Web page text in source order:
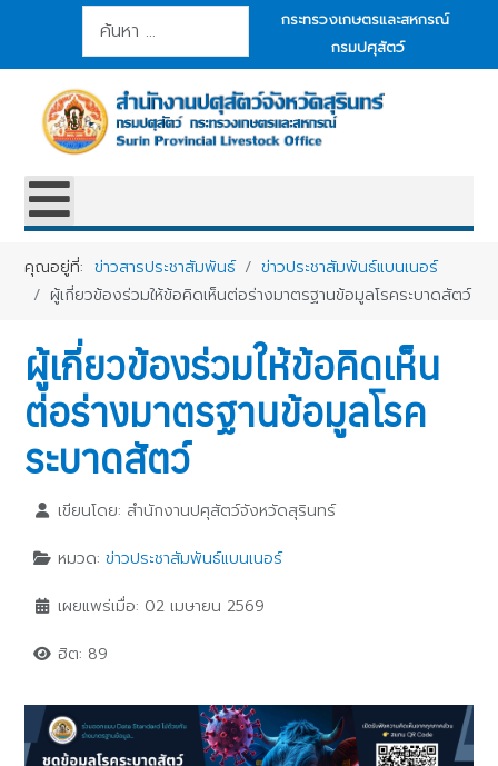
การค้นหา
กระทรวงเกษตรและสหกรณ์
กรมปศุสัตว์
คุณอยู่ที่:ข่าวสารประชาสัมพันธ์
ข่าวประชาสัมพันธ์แบนเนอร์
ผู้เกี่ยวข้องร่วมให้ข้อคิดเห็นต่อร่างมาตรฐานข้อมูลโรคระบาดสัตว์
ผู้เกี่ยวข้องร่วมให้ข้อคิดเห็น
ต่อร่างมาตรฐานข้อมูลโรค
ระบาดสัตว์
เขียนโดย: สำนักงานปศุสัตว์จังหวัดสุรินทร์
หมวด: ข่าวประชาสัมพันธ์แบนเนอร์
เผยแพร่เมื่อ: 02 เมษายน 2569
ฮิต: 89